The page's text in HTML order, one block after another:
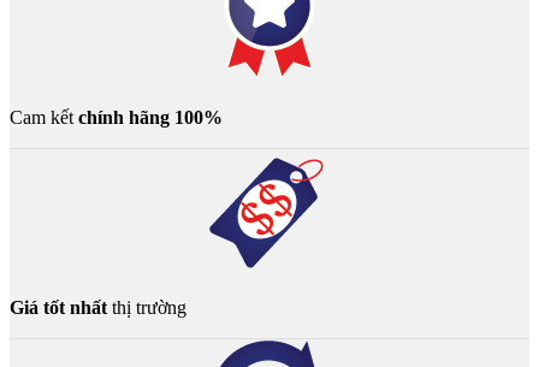
Cam kết chính hãng 100%
Giá tốt nhất thị trường